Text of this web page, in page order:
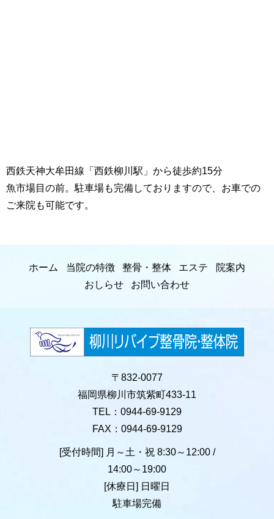
西鉄天神大牟田線「西鉄柳川駅」から徒歩約15分
魚市場目の前。駐車場も完備しておりますので、お車での
ご来院も可能です。
ホーム 当院の特徴 整骨・整体 エステ
院案内
おしらせ
お問い合わせ
〒832-0077
福岡県柳川市筑紫町433-11
TEL：0944-69-9129
FAX：0944-69-9129
[受付時間] 月～土・祝 8:30～12:00 /
14:00～19:00
[休療日] 日曜日
駐車場完備